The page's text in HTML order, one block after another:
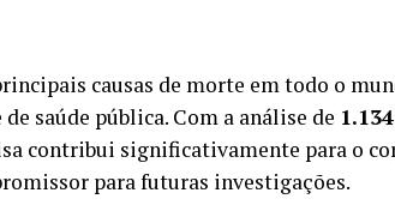
causas de morte em todo o
saúde pública. Com a análise de
contribui significativamente para o
para futuras investigações.